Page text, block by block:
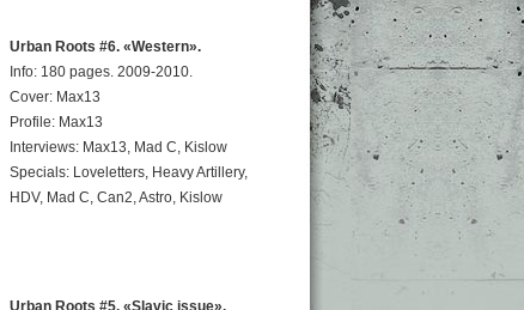
Urban Roots #6. «Western».
Info: 180 pages. 2009-2010.
Cover: Max13
Profile: Max13
Interviews: Max13, Mad C, Kislow
Specials: Loveletters, Heavy Artillery,
HDV, Mad C, Can2, Astro, Kislow
Urban Roots #5. «Slavic issue».